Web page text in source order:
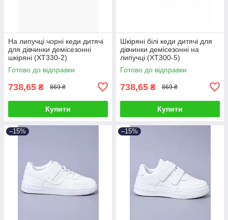
На липучці чорні кеди дитячі
для дівчинки демісезонні
шкіряні (XT330-2)
Готово до відправки
738,65 ₴ 869 ₴
Купити
Шкіряні білі кеди дитячі для
дівчинки демісезонні на
липучці (XT300-5)
Готово до відправки
738,65 ₴ 869 ₴
Купити
–15% –15%